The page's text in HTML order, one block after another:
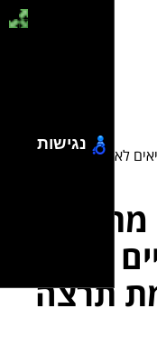
לאורח חיים חיוני
חיוני
תרצה
נגישות